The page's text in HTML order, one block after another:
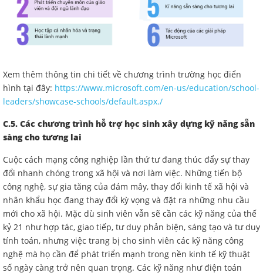
Xem thêm thông tin chi tiết về chương trình trường học điển
hình tại đây: https://www.microsoft.com/en-us/education/school-
leaders/showcase-schools/default.aspx./
C.5. Các chương trình hỗ trợ học sinh xây dựng kỹ năng sẵn
sàng cho tương lai
Cuộc cách mạng công nghiệp lần thứ tư đang thúc đẩy sự thay
đổi nhanh chóng trong xã hội và nơi làm việc. Những tiến bộ
công nghệ, sự gia tăng của đám mây, thay đổi kinh tế xã hội và
nhân khẩu học đang thay đổi kỳ vọng và đặt ra những nhu cầu
mới cho xã hội. Mặc dù sinh viên vẫn sẽ cần các kỹ năng của thế
kỷ 21 như hợp tác, giao tiếp, tư duy phản biện, sáng tạo và tư duy
tính toán, nhưng việc trang bị cho sinh viên các kỹ năng công
nghệ mà họ cần để phát triển mạnh trong nền kinh tế kỹ thuật
số ngày càng trở nên quan trọng. Các kỹ năng như điện toán